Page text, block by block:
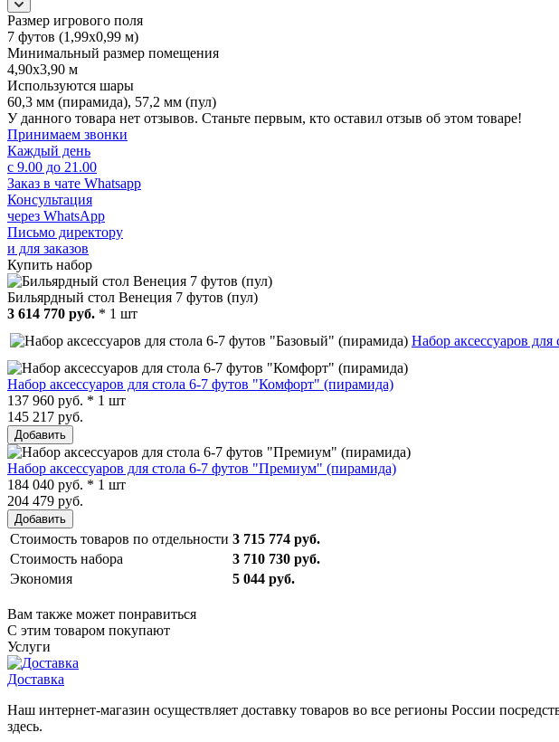
Размер игрового поля
7 футов (1,99х0,99 м)
Минимальный размер помещения
4,90х3,90 м
Используются шары
60,3 мм (пирамида), 57,2 мм (пул)
У данного товара нет отзывов. Станьте первым, кто оставил отзыв об этом товаре!
Принимаем звонки
Каждый день
с 9.00 до 21.00
Заказ в чате Whatsapp
Консультация
через WhatsApp
Письмо директору
и для заказов
Купить набор
Бильярдный стол Венеция 7 футов (пул)
3 614 770 руб. * 1 шт
Набор аксессуаров
Набор аксессуаров для стола 6-7 футов "Комфорт" (пирамида)
137 960 руб. * 1 шт
145 217 руб.
Добавить
Набор аксессуаров для стола 6-7 футов "Премиум" (пирамида)
184 040 руб. * 1 шт
204 479 руб.
Добавить
Стоимость товаров по отдельности 3 715 774 руб.
Стоимость набора
3 710 730 руб.
Экономия
5 044 руб.
Вам также может понравиться
С этим товаром покупают
Услуги
Доставка
Наш интернет-магазин осуществляет доставку товаров во все регионы России
здесь.